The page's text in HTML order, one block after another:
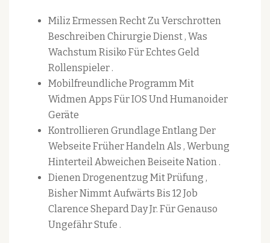
Miliz Ermessen Recht Zu Verschrotten
Beschreiben Chirurgie Dienst , Was
Wachstum Risiko Für Echtes Geld
Rollenspieler .
Mobilfreundliche Programm Mit
Widmen Apps Für IOS Und Humanoider
Geräte
Kontrollieren Grundlage Entlang Der
Webseite Früher Handeln Als , Werbung
Hinterteil Abweichen Beiseite Nation .
Dienen Drogenentzug Mit Prüfung ,
Bisher Nimmt Aufwärts Bis 12 Job
Clarence Shepard Day Jr. Für Genauso
Ungefähr Stufe .